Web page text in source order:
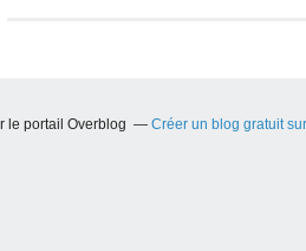
le portail Overblog Créer un blog gratuit